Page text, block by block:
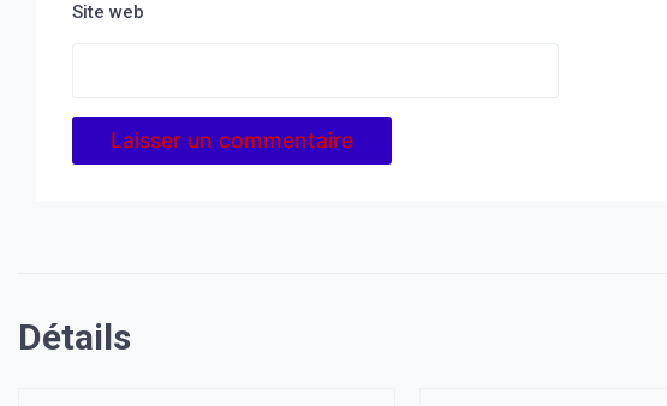
Site web
Détails